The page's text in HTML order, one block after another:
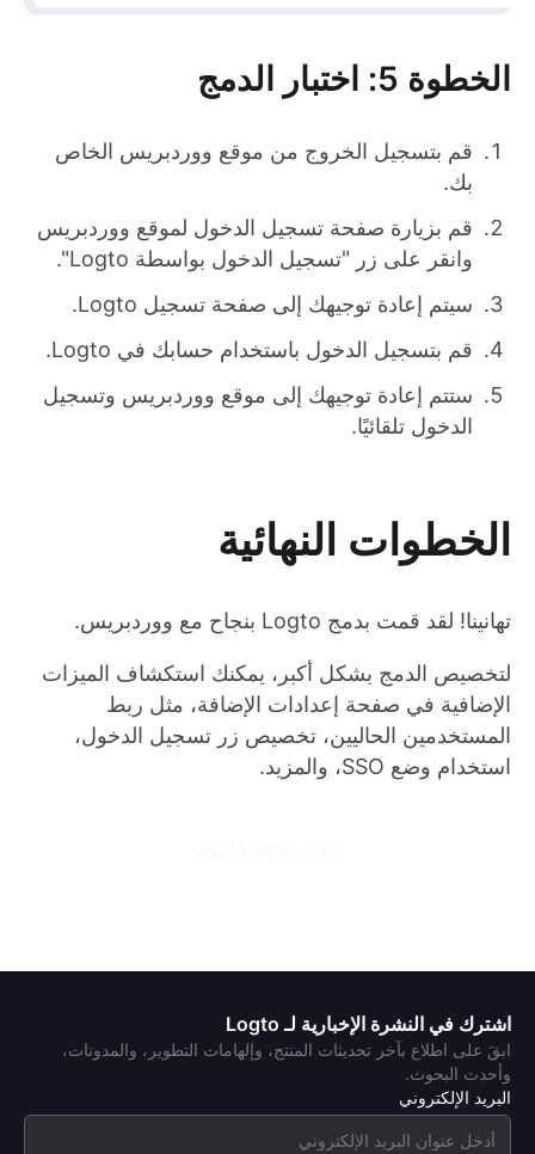
الخطوة 5: اختبار الدمج
قم بتسجيل الخروج من موقع ووردبريس الخاص
بك.
قم بزيارة صفحة تسجيل الدخول لموقع ووردبريس
وانقر على زر "تسجيل الدخول بواسطة Logto".
سيتم إعادة توجيهك إلى صفحة تسجيل Logto.
قم بتسجيل الدخول باستخدام حسابك في Logto.
ستتم إعادة توجيهك إلى موقع ووردبريس وتسجيل
الدخول تلقائيًا.
الخطوات النهائية
تهانينا! لقد قمت بدمج Logto بنجاح مع ووردبريس.
لتخصيص الدمج بشكل أكبر، يمكنك استكشاف الميزات
الإضافية في صفحة إعدادات الإضافة، مثل ربط
المستخدمين الحاليين، تخصيص زر تسجيل الدخول،
استخدام وضع SSO، والمزيد.
اشترك في النشرة الإخبارية لـ Logto
ابقَ على اطلاع بآخر تحديثات المنتج، وإلهامات التطوير، والمدونات،
وأحدث البحوث.
البريد الإلكتروني